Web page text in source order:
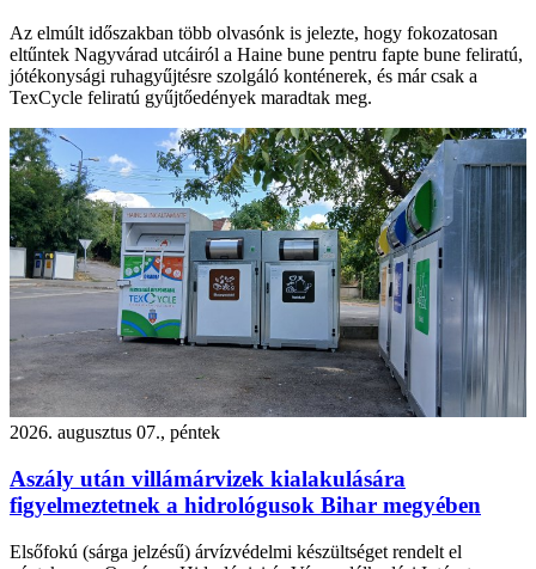
Az elmúlt időszakban több olvasónk is jelezte, hogy fokozatosan
eltűntek Nagyvárad utcáiról a Haine bune pentru fapte bune feliratú,
jótékonysági ruhagyűjtésre szolgáló konténerek, és már csak a
TexCycle feliratú gyűjtőedények maradtak meg.
2026. augusztus 07., péntek
Aszály után villámárvizek kialakulására
figyelmeztetnek a hidrológusok Bihar megyében
Elsőfokú (sárga jelzésű) árvízvédelmi készültséget rendelt el